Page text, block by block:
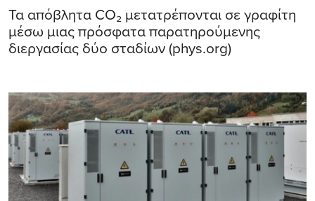
Τα απόβλητα CO₂ μετατρέπονται σε γραφίτη
μέσω μιας πρόσφατα παρατηρούμενης
διεργασίας δύο σταδίων (phys.org)